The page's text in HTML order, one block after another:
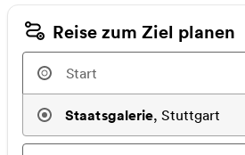
Reise zum Ziel planen
Staatsgalerie,Stuttgart